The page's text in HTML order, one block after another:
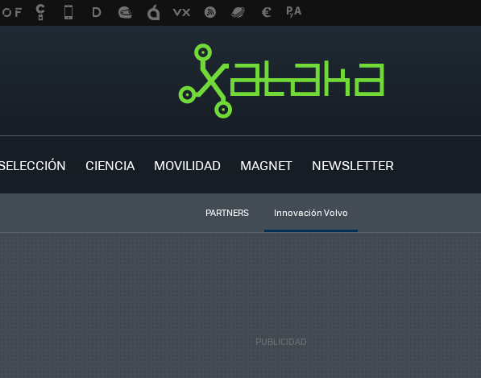
CIENCIA MOVILIDAD MAGNET NEWSLETTER
PARTNERS Innovación Volvo